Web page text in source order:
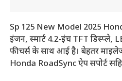
Sp 125 New Model 2025
इंजन, स्मार्ट 4.2-इंच TFT डिस्प्ले,
फीचर्स के साथ आई है। बेहतर
Honda RoadSync ऐप सपोर्ट